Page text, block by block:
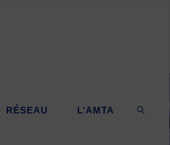
RÉSEAU L’AMTA